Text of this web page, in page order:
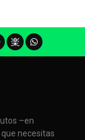
–en
necesitas